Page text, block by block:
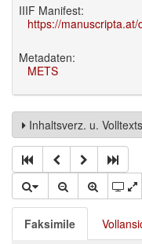
IIIF Manifest:
https://
Metadaten:
METS
Inhaltsverz. u.
Faksimile